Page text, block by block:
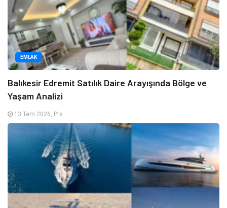
EMLAK
Balıkesir Edremit Satılık Daire Arayışında Bölge ve
Yaşam Analizi
13 Tem 2026, Pts